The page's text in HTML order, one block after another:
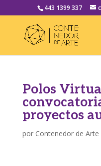
443 1399 337
Polos
proyectos
por Contenedor de Arte